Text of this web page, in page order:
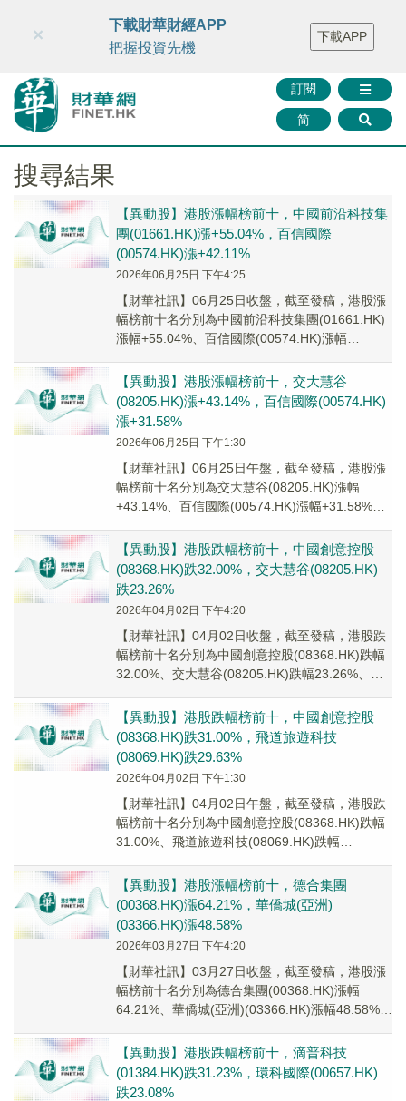
財華智庫網 FINTV FINMETA 財華證券 媒體矩陣
智庫沙龍
聯絡我們
訂閱
简
×
下載財華財經APP
把握投資先機
下載APP
搜尋結果
【異動股】港股漲幅榜前十，中國前沿科技集
團(01661.HK)漲+55.04%，百信國際
(00574.HK)漲+42.11%
2026年06月25日 下午4:25
【財華社訊】06月25日收盤，截至發稿，港股漲
幅榜前十名分別為中國前沿科技集團(01661.HK)
漲幅+55.04%、百信國際(00574.HK)漲幅
【異動股】港股漲幅榜前十，交大慧谷
(08205.HK)漲+43.14%，百信國際(00574.HK)
漲+31.58%
2026年06月25日 下午1:30
【財華社訊】06月25日午盤，截至發稿，港股漲
幅榜前十名分別為交大慧谷(08205.HK)漲幅
+43.14%、百信國際(00574.HK)漲幅+31.58%、
【異動股】港股跌幅榜前十，中國創意控股
(08368.HK)跌32.00%，交大慧谷(08205.HK)
跌23.26%
2026年04月02日 下午4:20
【財華社訊】04月02日收盤，截至發稿，港股跌
幅榜前十名分別為中國創意控股(08368.HK)跌幅
32.00%、交大慧谷(08205.HK)跌幅23.26%、豐
【異動股】港股跌幅榜前十，中國創意控股
(08368.HK)跌31.00%，飛道旅遊科技
(08069.HK)跌29.63%
2026年04月02日 下午1:30
【財華社訊】04月02日午盤，截至發稿，港股跌
幅榜前十名分別為中國創意控股(08368.HK)跌幅
31.00%、飛道旅遊科技(08069.HK)跌幅
【異動股】港股漲幅榜前十，德合集團
(00368.HK)漲64.21%，華僑城(亞洲)
(03366.HK)漲48.58%
2026年03月27日 下午4:20
【財華社訊】03月27日收盤，截至發稿，港股漲
幅榜前十名分別為德合集團(00368.HK)漲幅
64.21%、華僑城(亞洲)(03366.HK)漲幅48.58%、
【異動股】港股跌幅榜前十，滴普科技
(01384.HK)跌31.23%，環科國際(00657.HK)
跌23.08%